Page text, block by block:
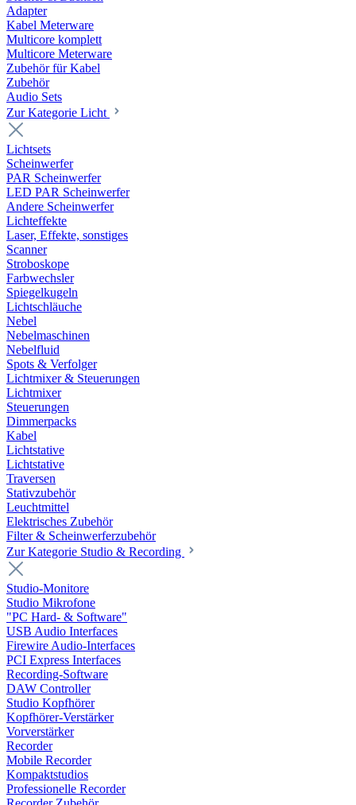
Adapter
Kabel Meterware
Multicore komplett
Multicore Meterware
Zubehör für Kabel
Zubehör
Audio Sets
Zur Kategorie Licht
Lichtsets
Scheinwerfer
PAR Scheinwerfer
LED PAR Scheinwerfer
Andere Scheinwerfer
Lichteffekte
Laser, Effekte, sonstiges
Scanner
Stroboskope
Farbwechsler
Spiegelkugeln
Lichtschläuche
Nebel
Nebelmaschinen
Nebelfluid
Spots & Verfolger
Lichtmixer & Steuerungen
Lichtmixer
Steuerungen
Dimmerpacks
Kabel
Lichtstative
Lichtstative
Traversen
Stativzubehör
Leuchtmittel
Elektrisches Zubehör
Filter & Scheinwerferzubehör
Zur Kategorie Studio & Recording
Studio-Monitore
Studio Mikrofone
"PC Hard- & Software"
USB Audio Interfaces
Firewire Audio-Interfaces
PCI Express Interfaces
Recording-Software
DAW Controller
Studio Kopfhörer
Kopfhörer-Verstärker
Vorverstärker
Recorder
Mobile Recorder
Kompaktstudios
Professionelle Recorder